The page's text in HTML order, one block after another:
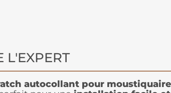
L'EXPERT
autocollant pour moustiquaire